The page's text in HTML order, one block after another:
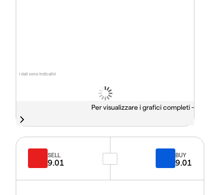
I dati sono indicativi
Per visualizzare i grafici completi -
SELL
9.01
BUY
9.01